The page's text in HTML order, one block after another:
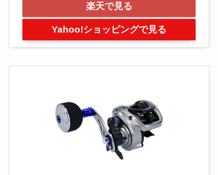
楽天で見る
Yahoo!ショッピングで見る